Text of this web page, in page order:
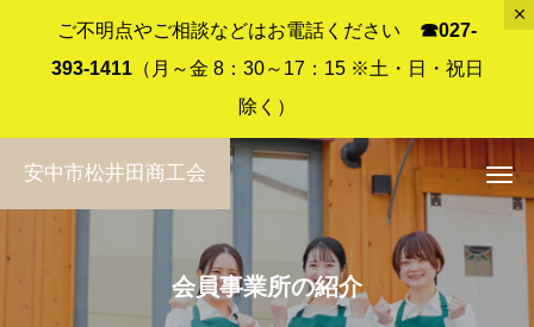
ご不明点やご相談などはお電話ください ☎︎027-
393-1411（月～金 8：30～17：15 ※土・日・祝日
除く）
安中市松井田商工会
会員事業所の紹介